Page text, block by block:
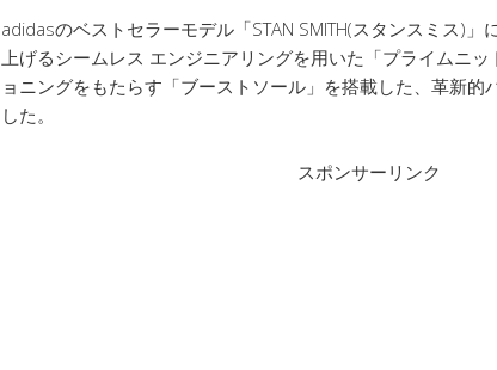
adidasのベストセラーモデル「STAN SMITH(スタンスミス)
上げるシームレス エンジニアリングを用いた「プライムニ
ョニングをもたらす「ブーストソール」を搭載した、革新的
した。
スポンサーリンク